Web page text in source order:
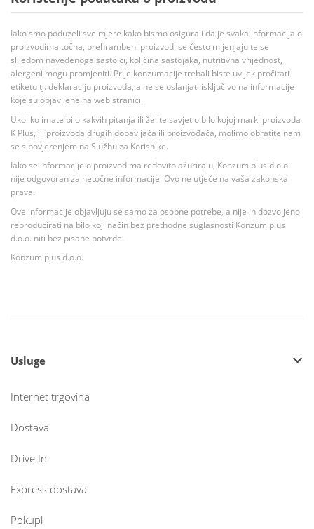
Iako smo poduzeli sve mjere kako bismo osigurali da je svaka informacija o
proizvodima točna, prehrambeni proizvodi se često mijenjaju te se
slijedom navedenoga sastojci, količina sastojaka, nutritivna vrijednost,
alergeni mogu promjeniti. Prije konzumacije trebali biste uvijek pročitati
etiketu tj. deklaraciju proizvoda, a ne se oslanjati isključivo na informacije
koje su objavljene na web stranici.
Ukoliko imate bilo kakvih pitanja ili želite savjet o bilo kojoj marki proizvoda
K Plus, ili proizvoda drugih dobavljača ili proizvođača, molimo obratite nam
se s povjerenjem na Službu za Korisnike.
Iako se informacije o proizvodima redovito ažuriraju, Konzum plus d.o.o.
nije odgovoran za netočne informacije. Ovo ne utječe na vaša zakonska
prava.
Ove informacije objavljuju se samo za osobne potrebe, a nije ih dozvoljeno
reproducirati na bilo koji način bez prethodne suglasnosti Konzum plus
d.o.o. niti bez pisane potvrde.
Konzum plus d.o.o.
Usluge
Internet trgovina
Dostava
Drive In
Express dostava
Pokupi